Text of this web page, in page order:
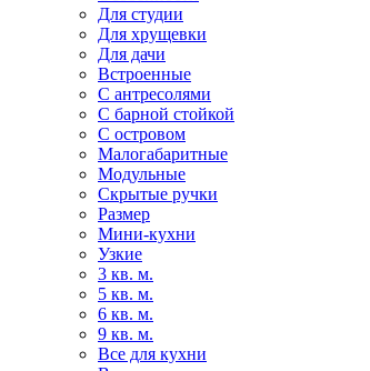
Для студии
Для хрущевки
Для дачи
Встроенные
С антресолями
С барной стойкой
С островом
Малогабаритные
Модульные
Скрытые ручки
Размер
Мини-кухни
Узкие
3 кв. м.
5 кв. м.
6 кв. м.
9 кв. м.
Все для кухни